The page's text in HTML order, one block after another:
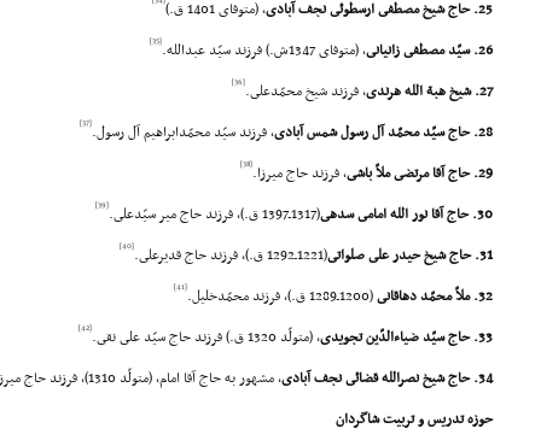
25. حاج شیخ مصطفى ارسطوئى نجف آبادى ، (متوفاى 1401 ق.)
26. سیّد مصطفى زانیانى ، (متوفاى 1347ش.) فرزند سیّد عبدالله. [35]
27. شیخ هبة الله هرندى ، فرزند شیخ محمّدعلى.[36]
28. حاج سیّد محمّد آل رسول شمس آبادى ، فرزند سیّد محمّدابراهیم آل رسول.[37]
29. حاج آقا مرتضى ملاّ باشى ، فرزند حاج میرزا.[38]
30. حاج آقا نور الله امامى سدهى (1317ـ1397 ق.)، فرزند حاج میر سیّدعلى. [39]
31. حاج شیخ حیدر على صلواتى (1221ـ1292 ق.)، فرزند حاج قدیرعلى. [40]
32. ملاّ محمّد دهاقانى (1200ـ1289 ق.)، فرزند محمّدخلیل. [41]
33. حاج سیّد ضیاءالدّین تجویدى ، (متولّد 1320 ق.) فرزند حاج سیّد على نقى. [42]
34. حاج شیخ نصرالله قضائى نجف آبادى
، مشهور به حاج آقا امام، (متولّد 1310)، فرزند حاج میرزا جعفر.
حوزه تدریس و تربیت شاگردان